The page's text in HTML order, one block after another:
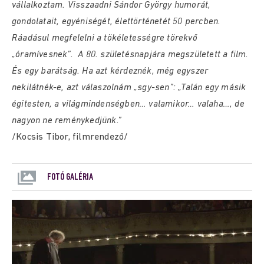
vállalkoztam. Visszaadni Sándor György humorát,
gondolatait, egyéniségét, élettörténetét 50 percben.
Ráadásul megfelelni a tökéletességre törekvő
„óramívesnek”. A 80. születésnapjára megszületett a film.
És egy barátság. Ha azt kérdeznék, még egyszer
nekilátnék-e, azt válaszolnám „sgy-sen”: „Talán egy másik
égitesten, a világmindenségben… valamikor… valaha…, de
nagyon ne reménykedjünk.”
/Kocsis Tibor, filmrendező/
FOTÓ GALÉRIA